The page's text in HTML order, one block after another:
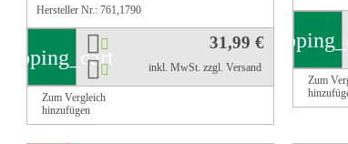
Hersteller Nr.: 761,1790
31,99 €
inkl. MwSt. zzgl. Versand
shopping_cart
Zum Vergleich
hinzufügen
Zum